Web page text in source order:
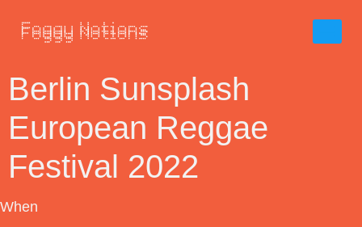
Berlin Sunsplash
European Reggae
Festival 2022
When